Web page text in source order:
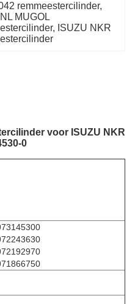
remmeestercilinder,
MUGOL
ISUZU NKR
voor ISUZU NKR
0